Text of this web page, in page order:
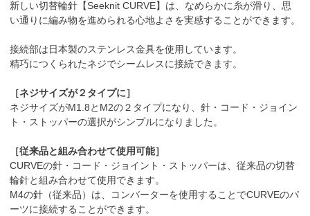
新しい切替輪針【Seeknit CURVE】は、なめらかに糸が滑り、思
い通りに編み物を進められる心地よさを実感することができます。
接続部は日本製のステンレス金具を使用しています。
精巧につくられたネジでシームレスに接続できます。
［ネジサイズが２タイプに］
ネジサイズがM1.8とM2の２タイプになり、針・コード・ジョイン
ト・ストッパーの選択がシンプルになりました。
［従来品と組み合わせて使用可能］
CURVEの針・コード・ジョイント・ストッパーは、従来品の切替
輪針と組み合わせて使用できます。
M4の針（従来品）は、コンバーターを使用することでCURVEのパ
ーツに接続することができます。